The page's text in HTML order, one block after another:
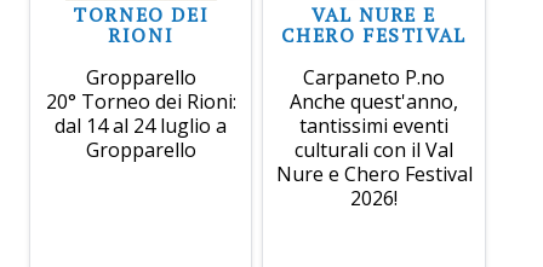
TORNEO DEI
RIONI
Gropparello
20° Torneo dei Rioni:
dal 14 al 24 luglio a
Gropparello
VAL NURE E
CHERO FESTIVAL
Carpaneto P.no
Anche quest'anno,
tantissimi eventi
culturali con il Val
Nure e Chero Festival
2026!